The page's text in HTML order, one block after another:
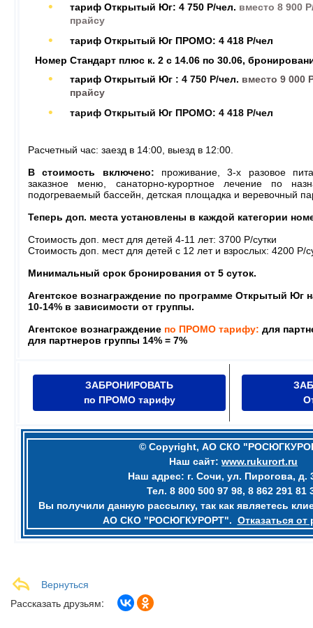
тариф Открытый Юг: 4 750 Р/чел. вместо 8 900
прайсу
тариф Открытый Юг ПРОМО: 4 418 Р/чел
Номер Стандарт плюс к. 2 с 14.06 по 30.06,
тариф Открытый Юг : 4 750 Р/чел. вместо 9 000
прайсу
тариф Открытый Юг ПРОМО: 4 418 Р/чел
Расчетный час: заезд в 14:00, выезд в 12:00.
В стоимость включено: проживание, 3-х разовое
заказное меню, санаторно-курортное лечение по
подогреваемый бассейн, детская площадка и веревочный
Теперь доп. места установлены в каждой категории
Стоимость доп. мест для детей 4-11 лет: 3700 Р/сутки
Стоимость доп. мест для детей с 12 лет и взрослых: 4200 Р/
Минимальный срок бронирования от 5 суток.
Агентское вознаграждение по программе Открытый Юг
10-14% в зависимости от группы.
Агентское вознаграждение по ПРОМО тарифу: для
для партнеров группы 14% = 7%
ЗАБРОНИРОВАТЬ
по ПРОМО тарифу
© Copyright, АО СКО
Наш сайт: www.rukurort.ru
Наш адрес: г. Сочи, ул. Пирогова, д.
Тел. 8 800 500 97 98, 8 862 291 81
Вы получили данную рассылку, так как являетесь
АО СКО "РОСЮГКУРОРТ". Отказаться от
Вернуться
Рассказать друзьям: